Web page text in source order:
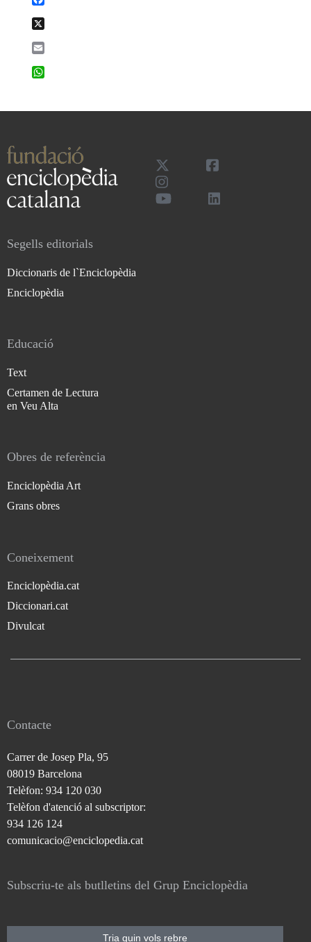
Segells editorials
Diccionaris de l`Enciclopèdia
Enciclopèdia
Educació
Text
Certamen de Lectura
en Veu Alta
Obres de referència
Enciclopèdia Art
Grans obres
Coneixement
Enciclopèdia.cat
Diccionari.cat
Divulcat
Contacte
Carrer de Josep Pla, 95
08019 Barcelona
Telèfon: 934 120 030
Telèfon d'atenció al subscriptor:
934 126 124
comunicacio@enciclopedia.cat
Subscriu-te als butlletins del Grup Enciclopèdia
Tria quin vols rebre